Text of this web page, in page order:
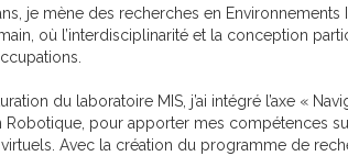
je mène des recherches en Environnements
où l’interdisciplinarité et la conception
du laboratoire MIS, j’ai intégré l’axe «
Robotique, pour apporter mes compétences
Avec la création du programme de